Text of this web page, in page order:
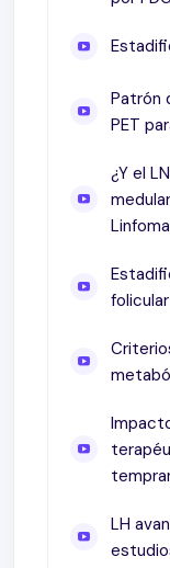
LH
LH
Niña 10
iPET en
iPET en
iPET2/4
iPET en
Evaluación
Hombre,
(cervical
RT guiada
Otros
Patrón
PET
¿Y el
folicular
LH